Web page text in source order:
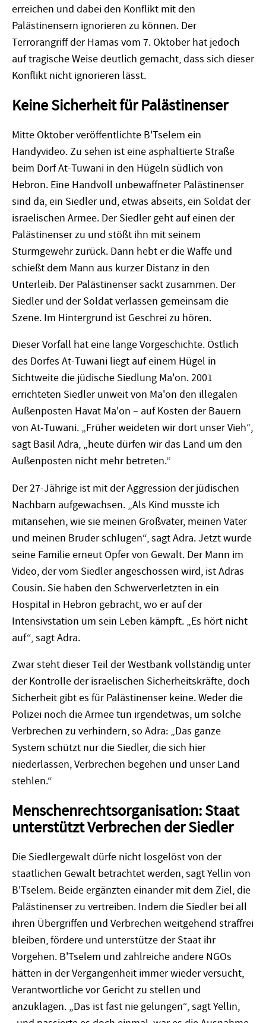
erreichen und dabei den Konflikt mit den
Palästinensern ignorieren zu können. Der
Terrorangriff der Hamas vom 7. Oktober hat jedoch
auf tragische Weise deutlich gemacht, dass sich dieser
Konflikt nicht ignorieren lässt.
Keine Sicherheit für Palästinenser
Mitte Oktober veröffentlichte B'Tselem ein
Handyvideo. Zu sehen ist eine asphaltierte Straße
beim Dorf At-Tuwani in den Hügeln südlich von
Hebron. Eine Handvoll unbewaffneter Palästinenser
sind da, ein Siedler und, etwas abseits, ein Soldat der
israelischen Armee. Der Siedler geht auf einen der
Palästinenser zu und stößt ihn mit seinem
Sturmgewehr zurück. Dann hebt er die Waffe und
schießt dem Mann aus kurzer Distanz in den
Unterleib. Der Palästinenser sackt zusammen. Der
Siedler und der Soldat verlassen gemeinsam die
Szene. Im Hintergrund ist Geschrei zu hören.
Dieser Vorfall hat eine lange Vorgeschichte. Östlich
des Dorfes At-Tuwani liegt auf einem Hügel in
Sichtweite die jüdische Siedlung Ma'on. 2001
errichteten Siedler unweit von Ma'on den illegalen
Außenposten Havat Ma'on – auf Kosten der Bauern
von At-Tuwani. „Früher weideten wir dort unser Vieh“,
sagt Basil Adra, „heute dürfen wir das Land um den
Außenposten nicht mehr betreten.“
Der 27-Jährige ist mit der Aggression der jüdischen
Nachbarn aufgewachsen. „Als Kind musste ich
mitansehen, wie sie meinen Großvater, meinen Vater
und meinen Bruder schlugen“, sagt Adra. Jetzt wurde
seine Familie erneut Opfer von Gewalt. Der Mann im
Video, der vom Siedler angeschossen wird, ist Adras
Cousin. Sie haben den Schwerverletzten in ein
Hospital in Hebron gebracht, wo er auf der
Intensivstation um sein Leben kämpft. „Es hört nicht
auf“, sagt Adra.
Zwar steht dieser Teil der Westbank vollständig unter
der Kontrolle der israelischen Sicherheitskräfte, doch
Sicherheit gibt es für Palästinenser keine. Weder die
Polizei noch die Armee tun irgendetwas, um solche
Verbrechen zu verhindern, so Adra: „Das ganze
System schützt nur die Siedler, die sich hier
niederlassen, Verbrechen begehen und unser Land
stehlen.“
Menschenrechtsorganisation: Staat
unterstützt Verbrechen der Siedler
Die Siedlergewalt dürfe nicht losgelöst von der
staatlichen Gewalt betrachtet werden, sagt Yellin von
B'Tselem. Beide ergänzten einander mit dem Ziel, die
Palästinenser zu vertreiben. Indem die Siedler bei all
ihren Übergriffen und Verbrechen weitgehend straffrei
bleiben, fördere und unterstütze der Staat ihr
Vorgehen. B'Tselem und zahlreiche andere NGOs
hätten in der Vergangenheit immer wieder versucht,
Verantwortliche vor Gericht zu stellen und
anzuklagen. „Das ist fast nie gelungen“, sagt Yellin,